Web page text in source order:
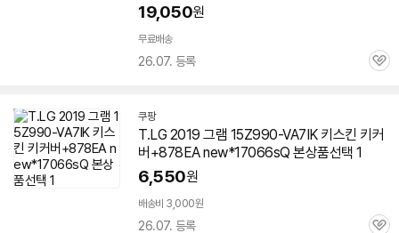
19,050원
무료배송
26.07. 등록
관
쿠팡
T.LG 2019 그램 15Z990-VA7IK키스킨 키커
버+878EA new*17066sQ 본상품선택 1
6,550원
배송비 3,000원
26.07. 등록